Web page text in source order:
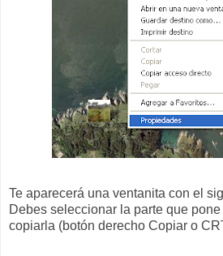
Te aparecerá una ventanita con el
Debes seleccionar la parte que
copiarla (botón derecho Copiar o